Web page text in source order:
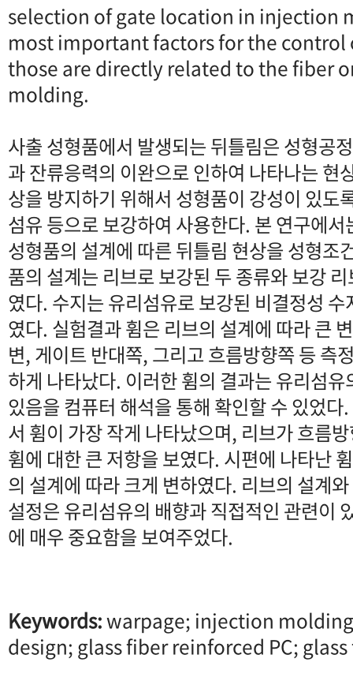
selection of gate location in injection
most important factors for the control
those are directly related to the fiber
molding.
사출 성형품에서 발생되는 뒤틀림은 성형공
과 잔류응력의 이완으로 인하여 나타나는 현
상을 방지하기 위해서 성형품이 강성이 있도
섬유 등으로 보강하여 사용한다. 본 연구에
성형품의 설계에 따른 뒤틀림 현상을 성형조
품의 설계는 리브로 보강된 두 종류와 보강
였다. 수지는 유리섬유로 보강된 비결정성
였다. 실험결과 휨은 리브의 설계에 따라 큰
변, 게이트 반대쪽, 그리고 흐름방향쪽 등 측
하게 나타났다. 이러한 휨의 결과는 유리섬
있음을 컴퓨터 해석을 통해 확인할 수 있었
서 휨이 가장 작게 나타났으며, 리브가 흐름
휨에 대한 큰 저항을 보였다. 시편에 나타난
의 설계에 따라 크게 변하였다. 리브의 설계
설정은 유리섬유의 배향과 직접적인 관련이
에 매우 중요함을 보여주었다.
Keywords:warpage; injection
design; glass fiber reinforced PC;